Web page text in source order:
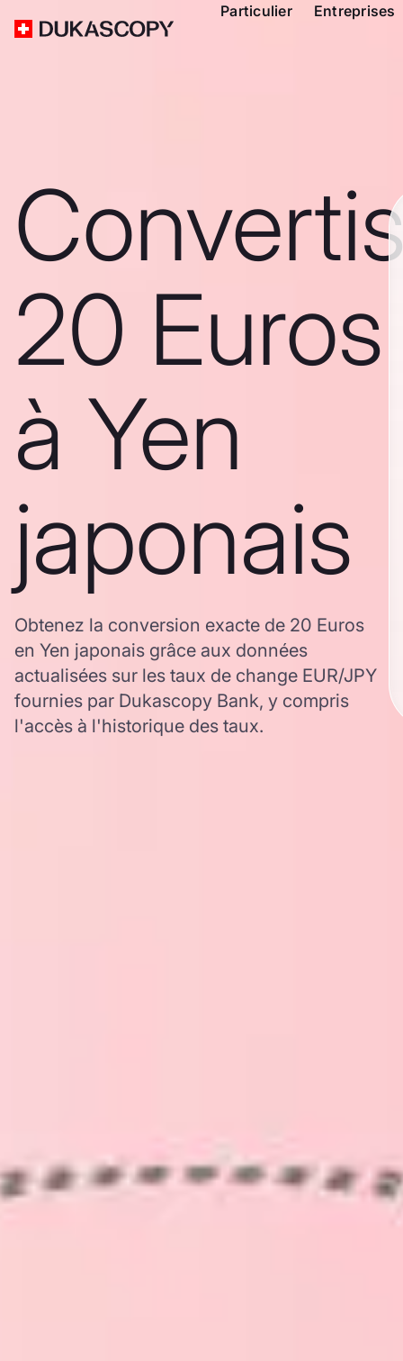
Particulier Entreprises
20 Euros
à Yen
japonais
Obtenez la conversion exacte de 20 Euros
en Yen japonais grâce aux données
actualisées sur les taux de change EUR/JPY
fournies par Dukascopy Bank, y compris
l'accès à l'historique des taux.